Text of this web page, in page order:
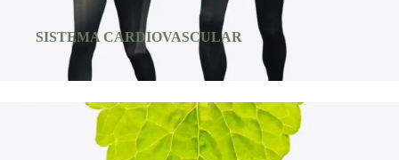
SISTEMA CARDIOVASCULAR